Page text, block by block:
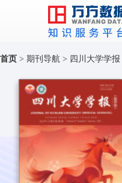
首页 > 期刊导航 > 四川大学学报